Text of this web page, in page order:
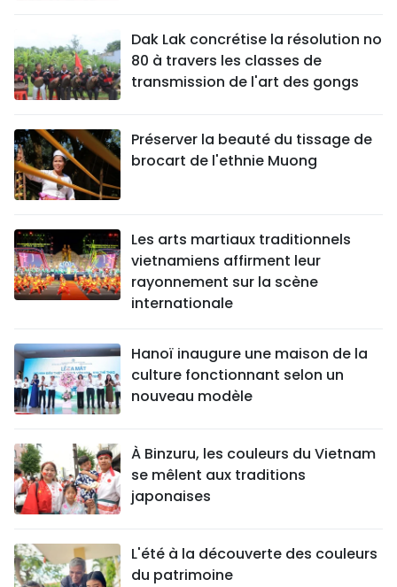
Dak Lak concrétise la résolution no
80 à travers les classes de
transmission de l'art des gongs
Préserver la beauté du tissage de
brocart de l'ethnie Muong
Les arts martiaux traditionnels
vietnamiens affirment leur
rayonnement sur la scène
internationale
Hanoï inaugure une maison de la
culture fonctionnant selon un
nouveau modèle
À Binzuru, les couleurs du Vietnam
se mêlent aux traditions
japonaises
L'été à la découverte des couleurs
du patrimoine